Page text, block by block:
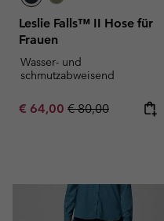
Leslie Falls™ II Hose für
Frauen
Wasser- und
schmutzabweisend
Sale price:
€ 64,00 Regular price:
€ 80,00